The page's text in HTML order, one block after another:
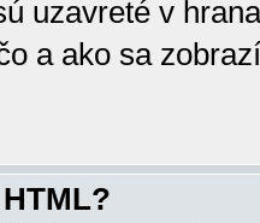
uzavreté v
a ako sa